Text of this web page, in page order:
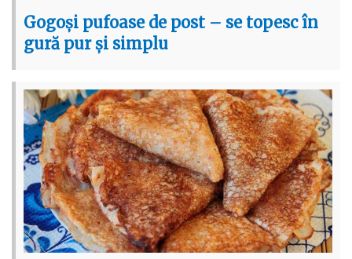
Gogoși pufoase de post – se topesc în
gură pur și simplu